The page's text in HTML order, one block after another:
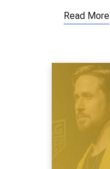
Read More